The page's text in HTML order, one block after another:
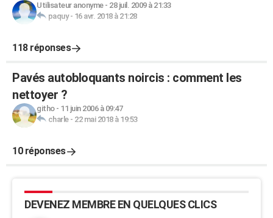
Utilisateur anonyme- 28 juil. 2009 à 21:33
paquy- 16 avr. 2018 à 21:28
118 réponses
Pavés autobloquants noircis : comment les
nettoyer ?
githo- 11 juin 2006 à 09:47
charle- 22 mai 2018 à 19:53
10 réponses
DEVENEZ MEMBRE EN QUELQUES CLICS